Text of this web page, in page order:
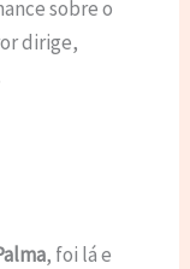
sobre o
dirige,
, foi lá e